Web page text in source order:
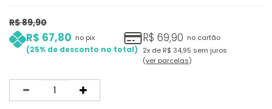
R$ 89,90
R$ 67,80
25%
no pix R$ 69,90 no cartão
2x de R$ 34,95 sem juros
ver parcelas
Quantidade